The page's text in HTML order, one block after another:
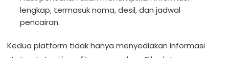
lengkap, termasuk nama, desil, dan jadwal
pencairan.
Kedua platform tidak hanya menyediakan informasi